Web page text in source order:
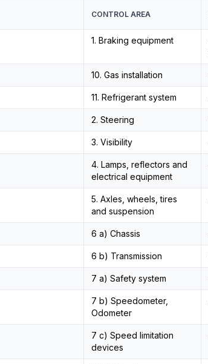
CONTROL AREA
1. Braking equipment
10. Gas installation
11. Refrigerant system
2. Steering
3. Visibility
4. Lamps, reflectors and
electrical equipment
5. Axles, wheels, tires
and suspension
6 a) Chassis
6 b) Transmission
7 a) Safety system
7 b) Speedometer,
Odometer
7 c) Speed limitation
devices